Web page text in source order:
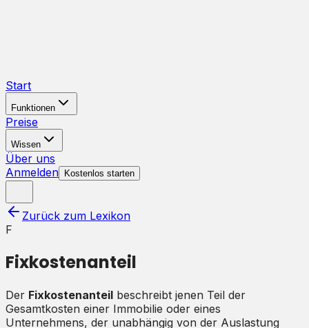
Start
Funktionen
Preise
Wissen
Über uns
Anmelden
Kostenlos starten
Zurück zum Lexikon
F
Fixkostenanteil
Der Fixkostenanteil beschreibt jenen Teil der
Gesamtkosten einer Immobilie oder eines
Unternehmens, der unabhängig von der Auslastung